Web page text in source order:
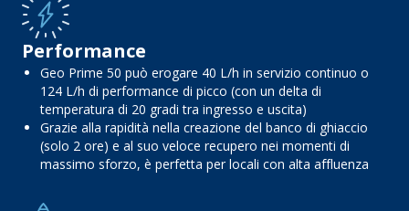
Performance
Geo Prime 50 può erogare 40 L/h in servizio continuo o
124 L/h di performance di picco (con un delta di
temperatura di 20 gradi tra ingresso e uscita)
Grazie alla rapidità nella creazione del banco di ghiaccio
(solo 2 ore) e al suo veloce recupero nei momenti di
massimo sforzo, è perfetta per locali con alta affluenza